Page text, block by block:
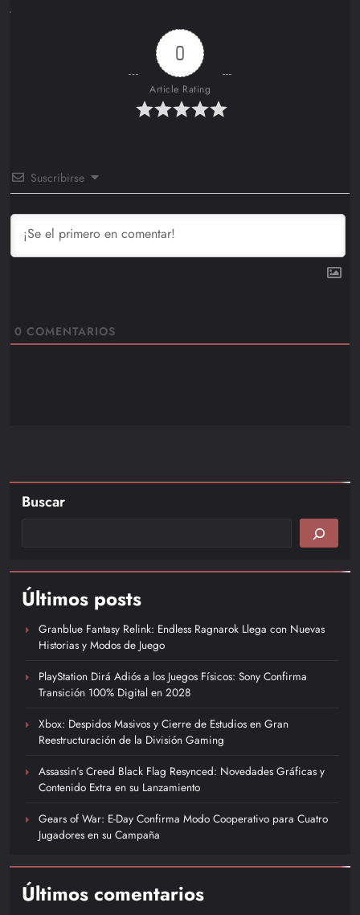
0
Article Rating
Suscribirse
0 COMENTARIOS
Buscar
Últimos posts
Granblue Fantasy Relink: Endless Ragnarok Llega con Nuevas
Historias y Modos de Juego
PlayStation Dirá Adiós a los Juegos Físicos: Sony Confirma
Transición 100% Digital en 2028
Xbox: Despidos Masivos y Cierre de Estudios en Gran
Reestructuración de la División Gaming
Assassin’s Creed Black Flag Resynced: Novedades Gráficas y
Contenido Extra en su Lanzamiento
Gears of War: E-Day Confirma Modo Cooperativo para Cuatro
Jugadores en su Campaña
Últimos comentarios